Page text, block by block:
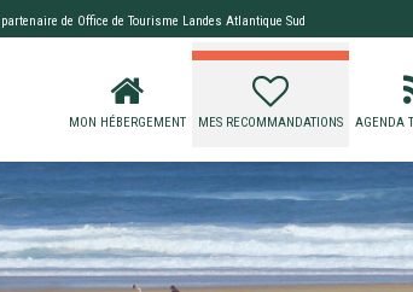
, partenaire de Office de Tourisme Landes Atlantique Sud
MON HÉBERGEMENT MES RECOMMANDATIONS AGENDA